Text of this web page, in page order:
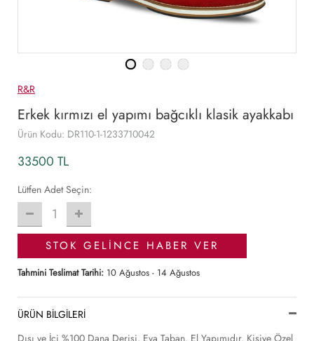
R&R
Erkek kırmızı el yapımı bağcıklı klasik ayakkabı
Ürün Kodu: DR110-1-1233710042
33500 TL
Lütfen Adet Seçin:
1
STOK GELİNCE HABER VER
Tahmini Teslimat Tarihi: 10 Ağustos - 14 Ağustos
ÜRÜN BİLGİLERİ
Dışı ve İçi %100 Dana Derisi. Eva Taban. El Yapımıdır. Kişiye Özel